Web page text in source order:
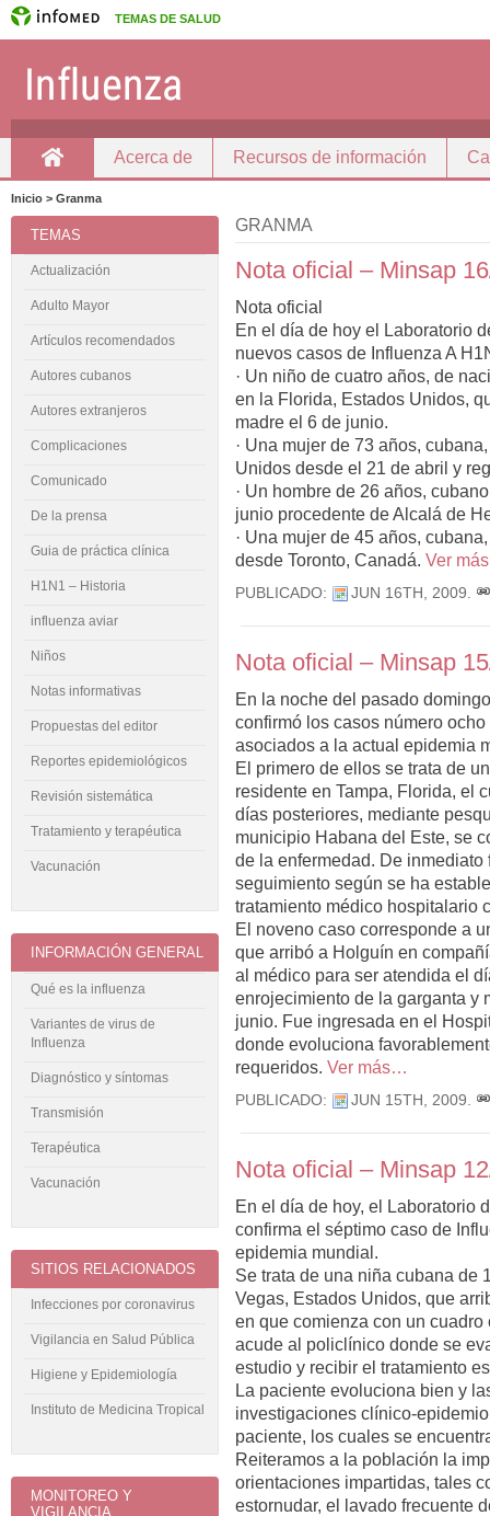
TEMAS DE SALUD
Acerca de Recursos de información
Inicio > Granma
GRANMA
Nota oficial – Minsap
Nota oficial
En el día de hoy el Laboratorio
nuevos casos de Influenza A
· Un niño de cuatro años, de
en la Florida, Estados Unidos,
madre el 6 de junio.
· Una mujer de 73 años,
Unidos desde el 21 de abril y
· Un hombre de 26 años,
junio procedente de Alcalá de
· Una mujer de 45 años,
desde Toronto, Canadá. Ver
PUBLICADO: JUN 16TH, 2009.
Nota oficial – Minsap
En la noche del pasado
confirmó los casos número
asociados a la actual epidemia
El primero de ellos se trata de
residente en Tampa, Florida, el
días posteriores, mediante
municipio Habana del Este, se
de la enfermedad. De
seguimiento según se ha
tratamiento médico hospitalario
El noveno caso corresponde a
que arribó a Holguín en
al médico para ser atendida el
enrojecimiento de la garganta y
junio. Fue ingresada en el
donde evoluciona
requeridos. Ver más…
PUBLICADO: JUN 15TH, 2009.
Nota oficial – Minsap
En el día de hoy, el Laboratorio
confirma el séptimo caso de
epidemia mundial.
Se trata de una niña cubana de
Vegas, Estados Unidos, que
en que comienza con un
acude al policlínico donde se
estudio y recibir el tratamiento
La paciente evoluciona bien y
investigaciones clínico-
paciente, los cuales se
Reiteramos a la población la
orientaciones impartidas, tales
estornudar, el lavado frecuente
TEMAS
Actualización
Adulto Mayor
Artículos recomendados
Autores cubanos
Autores extranjeros
Complicaciones
Comunicado
De la prensa
Guia de práctica clínica
H1N1 – Historia
influenza aviar
Niños
Notas informativas
Propuestas del editor
Reportes epidemiológicos
Revisión sistemática
Tratamiento y terapéutica
Vacunación
INFORMACIÓN GENERAL
Qué es la influenza
Variantes de virus de
Influenza
Diagnóstico y síntomas
Transmisión
Terapéutica
Vacunación
SITIOS RELACIONADOS
Infecciones por coronavirus
Vigilancia en Salud Pública
Higiene y Epidemiología
Instituto de Medicina Tropical
MONITOREO Y
VIGILANCIA